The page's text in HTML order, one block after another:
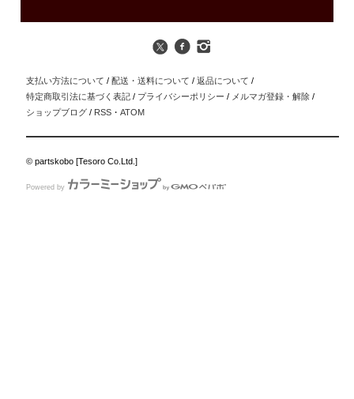
支払い方法について / 配送・送料について / 返品について /
特定商取引法に基づく表記 / プライバシーポリシー / メルマガ登録・解除 /
ショップブログ / RSS ・ATOM
© partskobo [Tesoro Co.Ltd.]
Powered by